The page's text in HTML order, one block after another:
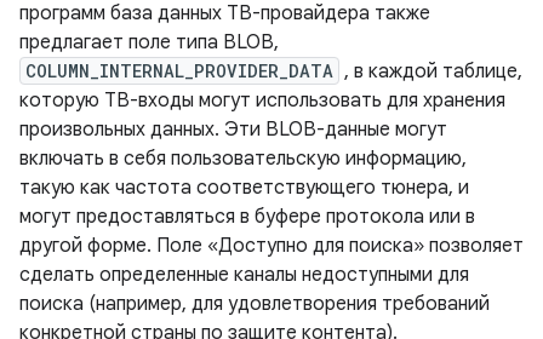
программ база данных ТВ-провайдера также
предлагает поле типа BLOB,
COLUMN_INTERNAL_PROVIDER_DATA , в каждой таблице,
которую ТВ-входы могут использовать для хранения
произвольных данных. Эти BLOB-данные могут
включать в себя пользовательскую информацию,
такую ​​как частота соответствующего тюнера, и
могут предоставляться в буфере протокола или в
другой форме. Поле «Доступно для поиска» позволяет
сделать определенные каналы недоступными для
поиска (например, для удовлетворения требований
конкретной страны по защите контента).